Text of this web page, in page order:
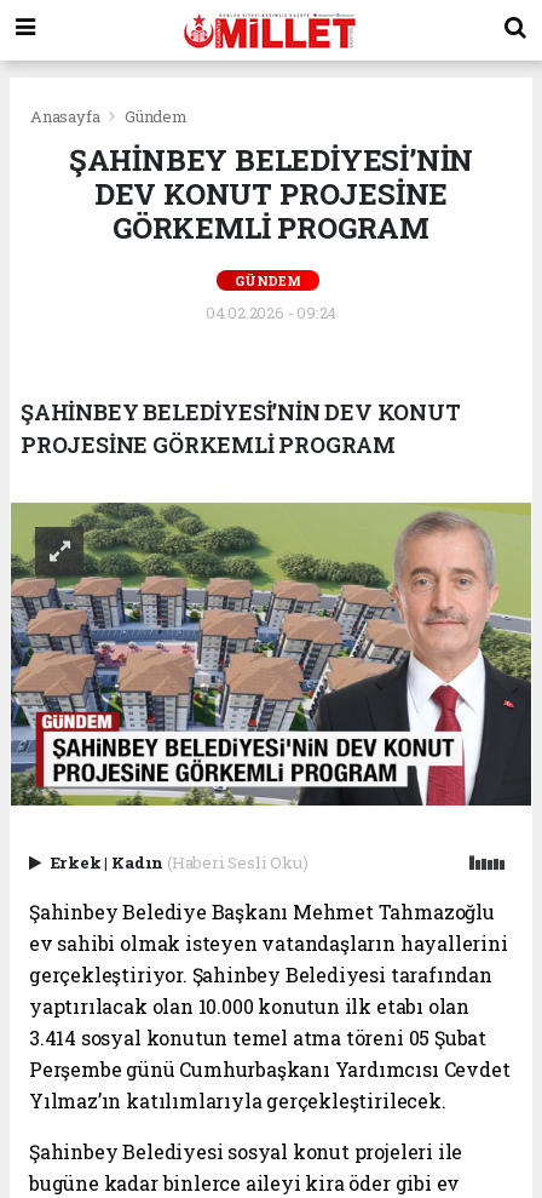
Anasayfa Gündem
ŞAHİNBEY BELEDİYESİ’NİN
DEV KONUT PROJESİNE
GÖRKEMLİ PROGRAM
GÜNDEM
04.02.2026 - 09:24
ŞAHİNBEY BELEDİYESİ’NİN DEV KONUT
PROJESİNE GÖRKEMLİ PROGRAM
Erkek| Kadın (Haberi Sesli Oku)
Şahinbey Belediye Başkanı Mehmet Tahmazoğlu
ev sahibi olmak isteyen vatandaşların hayallerini
gerçekleştiriyor. Şahinbey Belediyesi tarafından
yaptırılacak olan 10.000 konutun ilk etabı olan
3.414 sosyal konutun temel atma töreni 05 Şubat
Perşembe günü Cumhurbaşkanı Yardımcısı Cevdet
Yılmaz’ın katılımlarıyla gerçekleştirilecek.
Şahinbey Belediyesi sosyal konut projeleri ile
bugüne kadar binlerce aileyi kira öder gibi ev